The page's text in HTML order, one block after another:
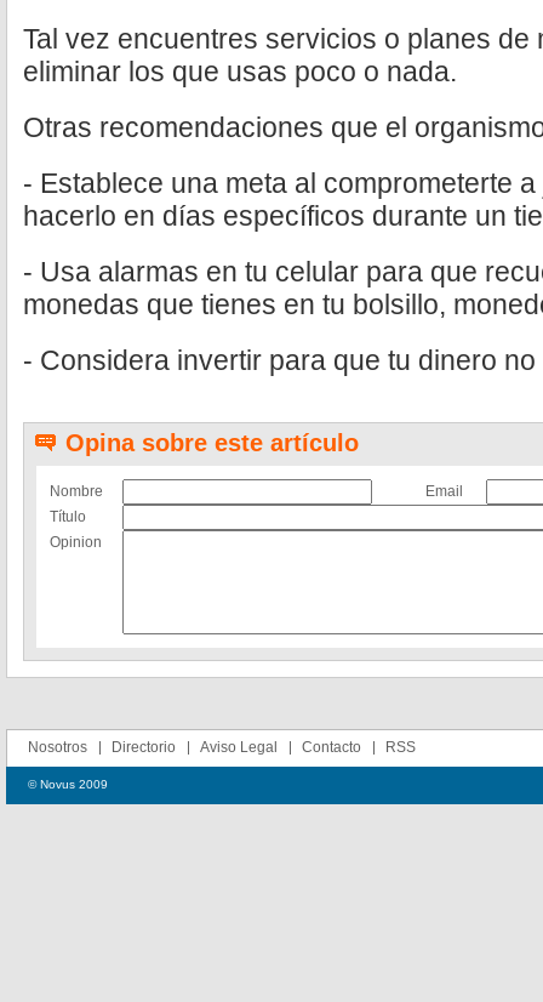
Tal vez encuentres servicios o planes de
eliminar los que usas poco o nada.
Otras recomendaciones que el
- Establece una meta al comprometerte
hacerlo en días específicos durante un
- Usa alarmas en tu celular para que
monedas que tienes en tu bolsillo,
- Considera invertir para que tu dinero
Opina sobre este artículo
Nombre
Email
Título
Opinion
Nosotros Directorio Aviso Legal Contacto RSS
© Novus 2009